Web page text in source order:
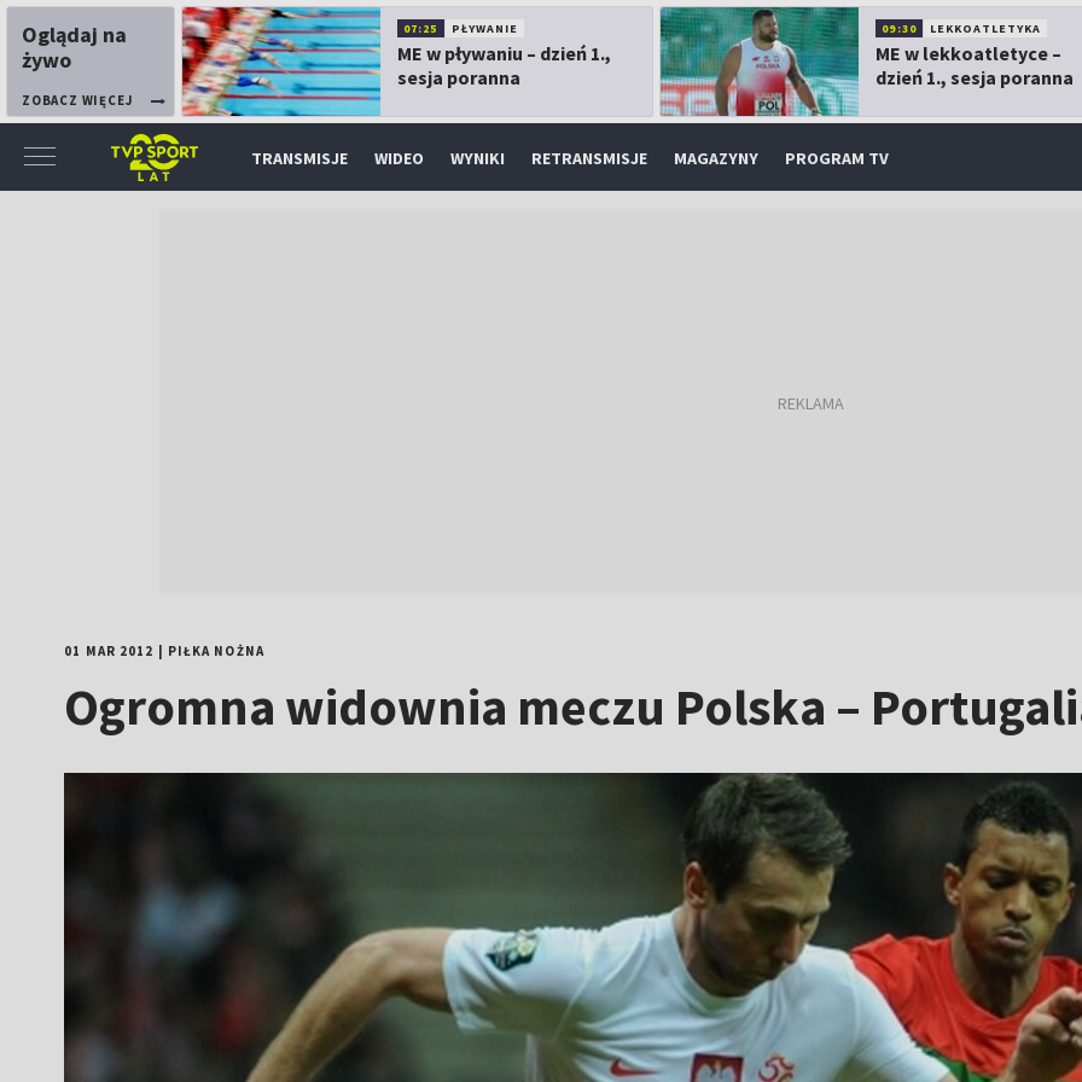
Oglądaj na
żywo
ZOBACZ WIĘCEJ
07:25 PŁYWANIE
ME w pływaniu – dzień 1.,
sesja poranna
09:30 LEKKOATLETYKA
ME w lekkoatletyce –
dzień 1., sesja poranna
TRANSMISJE WIDEO WYNIKI RETRANSMISJE MAGAZYNY PROGRAM TV
01 MAR 2012 PIŁKA NOŻNA
Ogromna widownia meczu Polska –